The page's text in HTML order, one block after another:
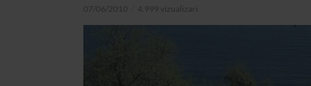
07/06/2010 4.999 vizualizari